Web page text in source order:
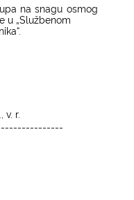
na snagu osmog
u „Službenom
v. r.